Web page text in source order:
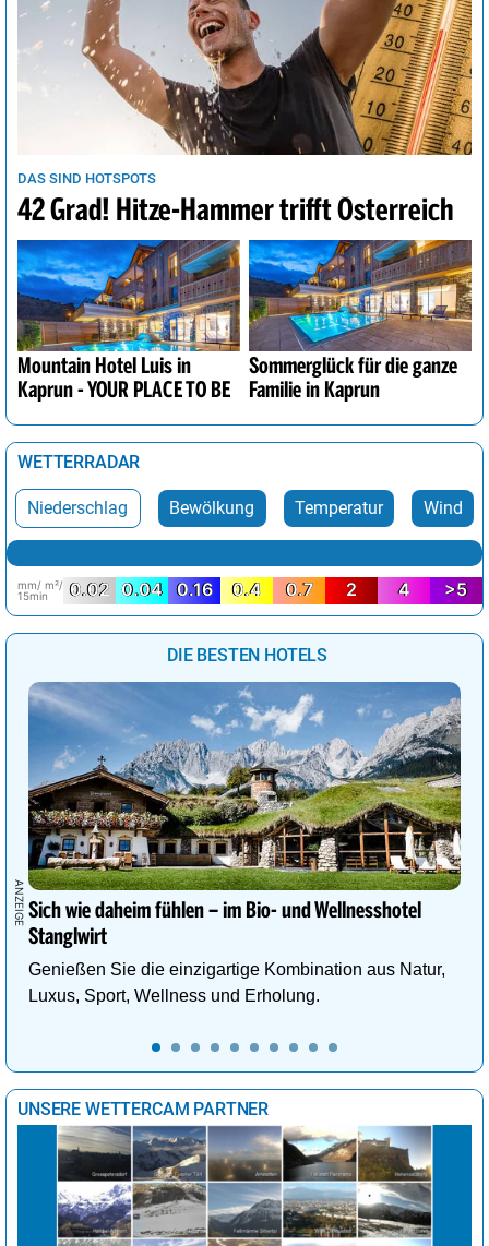
DAS SIND HOTSPOTS
42 Grad! Hitze-Hammer trifft Österreich
Mountain Hotel Luis in
Kaprun - YOUR PLACE TO BE
Sommerglück für die ganze
Familie in Kaprun
WETTERRADAR
Niederschlag Bewölkung Temperatur Wind
mm/ m²/
15min
0.02 0.04 0.16 0.4 0.7 2 4 >5
DIE BESTEN HOTELS
Sich wie daheim fühlen – im Bio- und Wellnesshotel
Stanglwirt
Genießen Sie die einzigartige Kombination aus Natur,
Luxus, Sport, Wellness und Erholung.
UNSERE WETTERCAM PARTNER